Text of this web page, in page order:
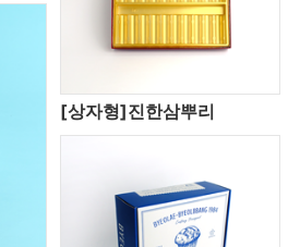
[상자형]진한삼뿌리